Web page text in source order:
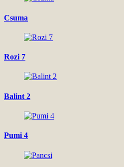
Csuma
Rozi 7
Balint 2
Pumi 4